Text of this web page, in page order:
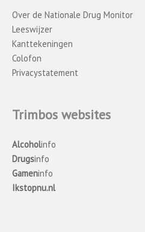
Over de Nationale Drug Monitor
Leeswijzer
Kanttekeningen
Colofon
Privacystatement
Trimbos websites
Alcoholinfo
Drugsinfo
Gameninfo
Ikstopnu.nl